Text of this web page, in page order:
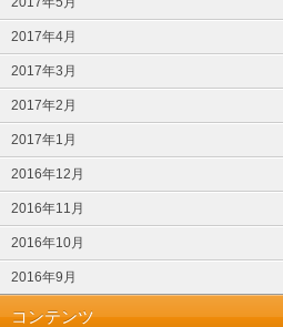
2017年4月
2017年3月
2017年2月
2017年1月
2016年12月
2016年11月
2016年10月
2016年9月
コンテンツ